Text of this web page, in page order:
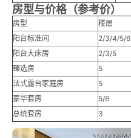
房型与价格（参考价）
房型 楼层
阳台标准间
2/3/4/5/6
阳台大床房
2/3/5
臻选房
5
法式露台家庭房
5
豪华套房
5/6
总统套房
3